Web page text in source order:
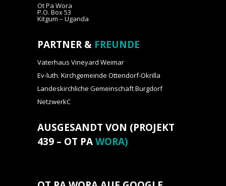
Ot Pa Wora
P.O. Box 53
Kitgum – Uganda
PARTNER & FREUNDE
Vaterhaus Vineyard Weimar
Ev-luth. Kirchgemeinde Ottendorf-Okrilla
Landeskirchliche Gemeinschaft Burgdorf
NetzwerkC
AUSGESANDT VON (PROJEKT
439 – OT PAWORA)